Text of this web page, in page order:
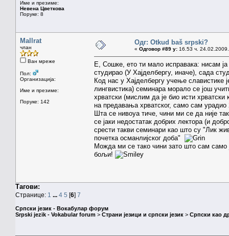
Име и презиме:
Невена Цветкова
Поруке: 8
Mallrat
члан
Ван мреже
Пол:
Организација:
Име и презиме:
Поруке: 142
Одг: Otkud baš srpski?
« Одговор #89 у: 16.53 ч.
Е, Сошке, ето ти мало исправака: нисам
студирао (У Хајделбергу, иначе), сада
Код нас у Хајделбергу учење славистике
лингвистика) семинара морало се још
хрватски (мислим да је био исти
на предавања хрватског, само сам
Шта се нивоуа тиче, чини ми се да није
се јаки недостатак добрих лектора (и
срести такви семинари као што су "Лик
почетка османлијског доба"
Можда ми се тако чини зато што сам само
бољи!
Тагови:
Странице: 1 ... 4 5 [6] 7
Српски језик - Вокабулар форум
Srpski jezik - Vokabular forum > Страни језици и српски језик > Српски као